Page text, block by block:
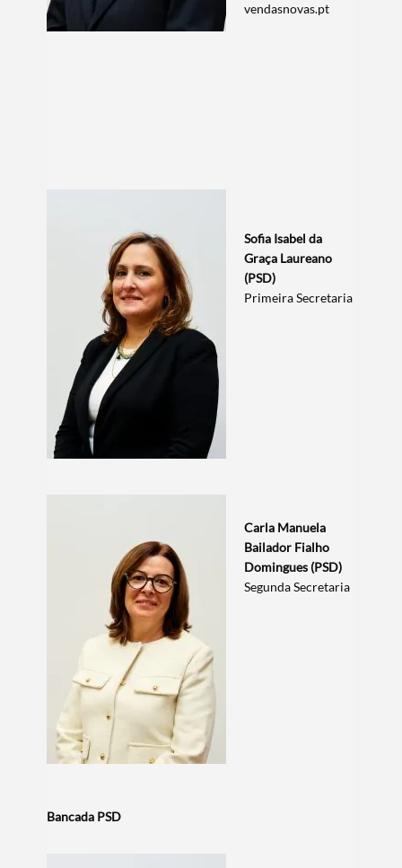
vendasnovas.pt
Sofia Isabel da
Graça Laureano
(PSD)
Primeira Secretaria
Carla Manuela
Bailador Fialho
Domingues (PSD)
Segunda Secretaria
Bancada PSD